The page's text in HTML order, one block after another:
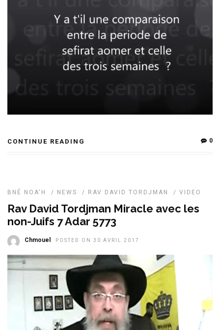
CONTINUE READING 0
BNÉ NOA'H / NEWS / RAV DAVID TORDJMAN / VIDEO
Rav David Tordjman Miracle avec les
non-Juifs 7 Adar 5773
Chmouel POSTED ON 30 AVRIL 2017